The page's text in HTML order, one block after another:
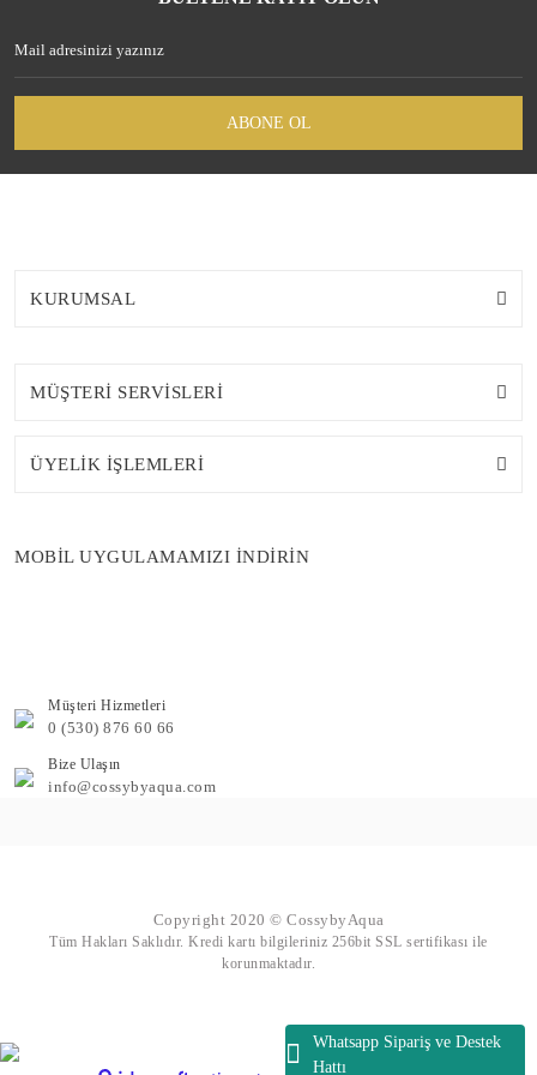
Whatsapp Sipariş ve Destek
Hattı
ABONE OL
KURUMSAL
MÜŞTERİ SERVİSLERİ
ÜYELİK İŞLEMLERİ
MOBİL UYGULAMAMIZI İNDİRİN
Müşteri Hizmetleri
0 (530) 876 60 66
Bize Ulaşın
info@cossybyaqua.com
Copyright 2020 © CossybyAqua
Tüm Hakları Saklıdır. Kredi kartı bilgileriniz 256bit SSL sertifikası ile
korunmaktadır.